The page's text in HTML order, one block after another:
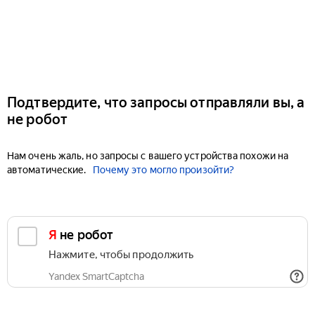
Подтвердите, что запросы отправляли вы, а
не робот
Нам очень жаль, но запросы с вашего устройства похожи на
автоматические.
Почему это могло произойти?
Я не робот
Нажмите, чтобы продолжить
Yandex SmartCaptcha